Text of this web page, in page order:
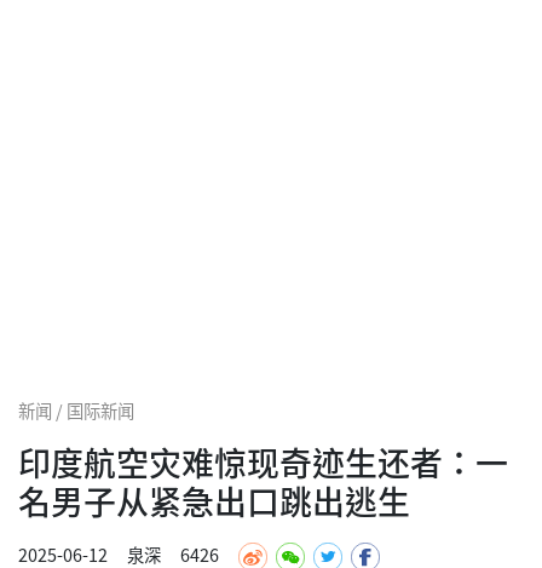
新闻 / 国际新闻
印度航空灾难惊现奇迹生还者：一
名男子从紧急出口跳出逃生
2025-06-12 泉深 6426